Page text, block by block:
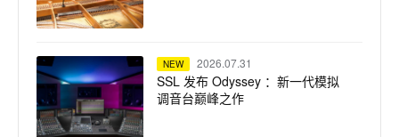
NEW 2026.07.31
SSL 发布 Odyssey ：新一代模拟
调音台巅峰之作